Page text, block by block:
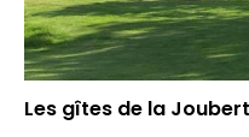
Les gîtes de la